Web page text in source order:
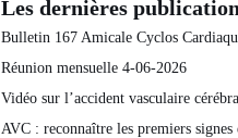
Les dernières
Bulletin 167 Amicale Cyclos
Réunion mensuelle 4-06-2026
Vidéo sur l’accident vasculaire
AVC : reconnaître les premiers signes